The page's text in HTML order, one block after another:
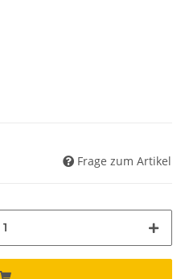
Frage zum Artikel